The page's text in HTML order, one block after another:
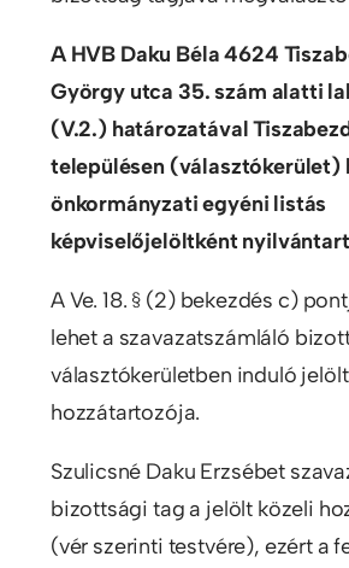
A HVB Daku Béla 4624
György utca 35. szám alatti
(V.2.) határozatával
településen (választókerület)
önkormányzati egyéni listás
képviselőjelöltként
A Ve. 18. § (2) bekezdés c)
lehet a szavazatszámláló
választókerületben induló jelölt
hozzátartozója.
Szulicsné Daku Erzsébet
bizottsági tag a jelölt közeli
(vér szerinti testvére), ezért a